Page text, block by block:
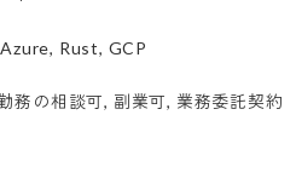
Rust, GCP
務の相談可, 副業可, 業務委託契約